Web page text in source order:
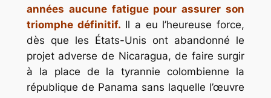
années aucune fatigue pour assurer son
triomphe définitif. Il a eu l’heureuse force,
dès que les États-Unis ont abandonné le
projet adverse de Nicaragua, de faire surgir
à la place de la tyrannie colombienne la
république de Panama sans laquelle l’œuvre